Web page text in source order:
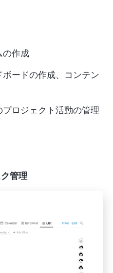
の作成
ボードの作成、コンテン
ロジェクト活動の管理
管理